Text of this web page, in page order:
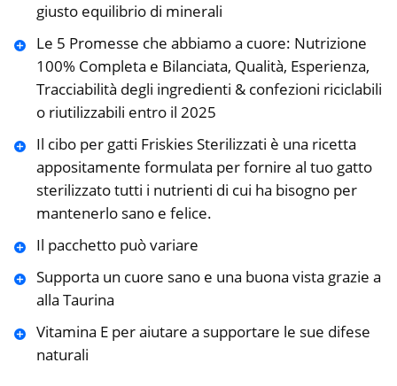
giusto equilibrio di minerali
Le 5 Promesse che abbiamo a cuore: Nutrizione
100% Completa e Bilanciata, Qualità, Esperienza,
Tracciabilità degli ingredienti & confezioni riciclabili
o riutilizzabili entro il 2025
Il cibo per gatti Friskies Sterilizzati è una ricetta
appositamente formulata per fornire al tuo gatto
sterilizzato tutti i nutrienti di cui ha bisogno per
mantenerlo sano e felice.
Il pacchetto può variare
Supporta un cuore sano e una buona vista grazie a
alla Taurina
Vitamina E per aiutare a supportare le sue difese
naturali